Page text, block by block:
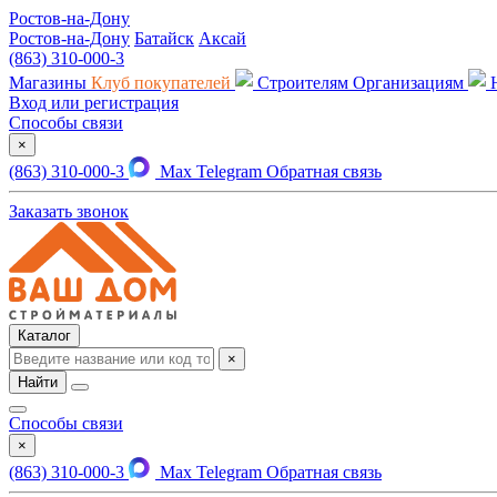
Ростов-на-Дону
Ростов-на-Дону Батайск Аксай
(863) 310-000-3
Магазины Клуб покупателей Строителям Организациям
Вход или регистрация
Способы связи
×
(863) 310-000-3 Max Telegram Обратная связь
Заказать звонок
Каталог
×
Найти
Способы связи
×
(863) 310-000-3 Max Telegram Обратная связь